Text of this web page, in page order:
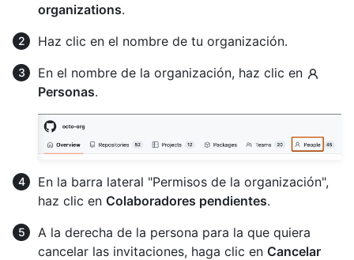
organizations.
Haz clic en el nombre de tu organización.
En el nombre de la organización, haz clic en
Personas.
En la barra lateral "Permisos de la organización",
haz clic en Colaboradores pendientes.
A la derecha de la persona para la que quiera
cancelar las invitaciones, haga clic en Cancelar